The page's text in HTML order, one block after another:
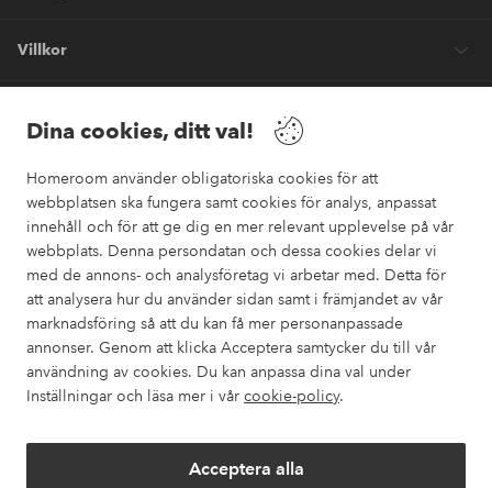
Dina cookies, ditt val!
Homeroom använder obligatoriska cookies för att
webbplatsen ska fungera samt cookies för analys, anpassat
innehåll och för att ge dig en mer relevant upplevelse på vår
webbplats. Denna persondatan och dessa cookies delar vi
med de annons- och analysföretag vi arbetar med. Detta för
att analysera hur du använder sidan samt i främjandet av vår
marknadsföring så att du kan få mer personanpassade
annonser. Genom att klicka Acceptera samtycker du till vår
användning av cookies. Du kan anpassa dina val under
Inställningar och läsa mer i vår cookie-policy.
Acceptera alla
Villkor
Säkra betalningar
Vill du veta mer om våra betalalternativ ?
elpy